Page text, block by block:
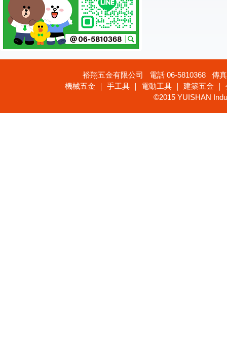
裕翔五金有限公司 電話 06-5810368 傳
機械五金 ｜ 手工具 ｜ 電動工具 ｜ 建築五金
©2015 YUISHAN